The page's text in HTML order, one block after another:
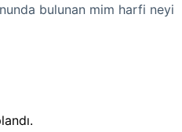
bulunan mim harfi neyi